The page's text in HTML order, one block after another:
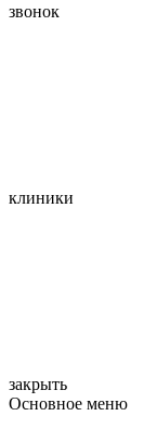
звонок
клиники
закрыть
Основное меню